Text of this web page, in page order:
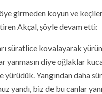
girmeden koyun ve
Akçal, şöyle devam etti:
süratlice kovalayarak
yanmasın diye oğlaklar
yürüdük. Yangından daha
yandı, biz de bu canlar